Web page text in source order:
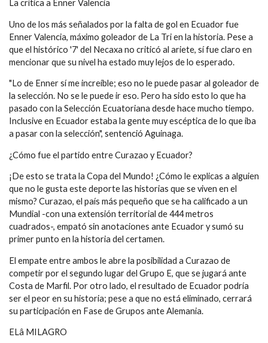
La crítica a Enner Valencia
Uno de los más señalados por la falta de gol en Ecuador fue
Enner Valencia, máximo goleador de La Tri en la historia. Pese a
que el histórico '7' del Necaxa no criticó al ariete, sí fue claro en
mencionar que su nivel ha estado muy lejos de lo esperado.
"Lo de Enner sí me increíble; eso no le puede pasar al goleador de
la selección. No se le puede ir eso. Pero ha sido esto lo que ha
pasado con la Selección Ecuatoriana desde hace mucho tiempo.
Inclusive en Ecuador estaba la gente muy escéptica de lo que iba
a pasar con la selección", sentenció Aguinaga.
¿Cómo fue el partido entre Curazao y Ecuador?
¡De esto se trata la Copa del Mundo! ¿Cómo le explicas a alguien
que no le gusta este deporte las historias que se viven en el
mismo? Curazao, el país más pequeño que se ha calificado a un
Mundial -con una extensión territorial de 444 metros
cuadrados-, empató sin anotaciones ante Ecuador y sumó su
primer punto en la historia del certamen.
El empate entre ambos le abre la posibilidad a Curazao de
competir por el segundo lugar del Grupo E, que se jugará ante
Costa de Marfil. Por otro lado, el resultado de Ecuador podría
ser el peor en su historia; pese a que no está eliminado, cerrará
su participación en Fase de Grupos ante Alemania.
ELâ MILAGRO